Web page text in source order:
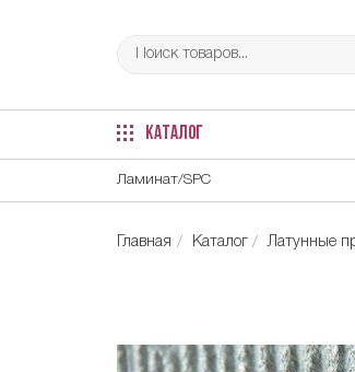
КАТАЛОГ
Ламинат/SPC
Главная Каталог Латунные